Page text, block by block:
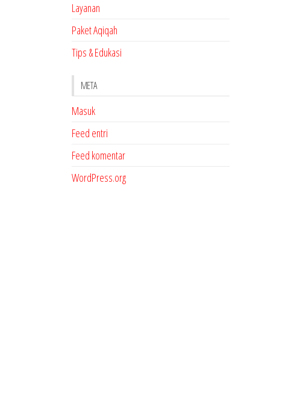
Layanan
Paket Aqiqah
Tips & Edukasi
META
Masuk
Feed entri
Feed komentar
WordPress.org